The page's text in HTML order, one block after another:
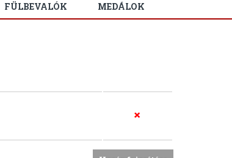
FÜLBEVALÓK MEDÁLOK